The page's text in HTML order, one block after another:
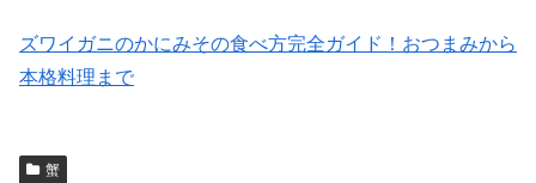
ズワイガニのかにみその食べ方完全ガイド！おつまみから
本格料理まで
蟹